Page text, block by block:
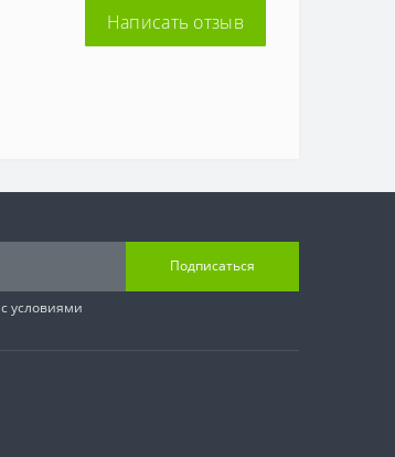
Написать отзыв
Подписаться
условиями